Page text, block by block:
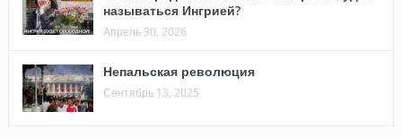
называться Ингрией?
Апрель 30, 2026
Непальская революция
Сентябрь 13, 2025